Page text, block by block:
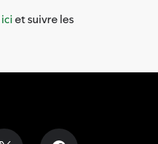
iciet suivre les